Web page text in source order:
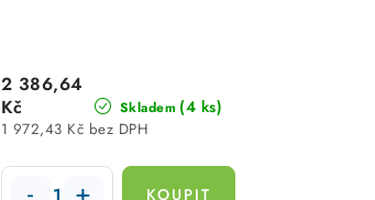
Skladem (4 ks)
1 972,43 Kč bez DPH
2 386,64
Kč